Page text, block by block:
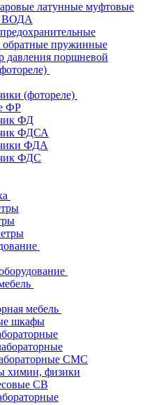
латунные муфтовые
ВОДА
пружинные
давления поршневой
(фотореле)
ФР
ФД
ФДСА
ФДА
ФДС
мебель
шкафы
СМС
химии, физики
СВ